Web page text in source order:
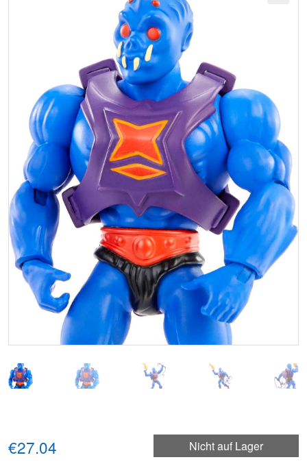
Nicht auf Lager
€27.04